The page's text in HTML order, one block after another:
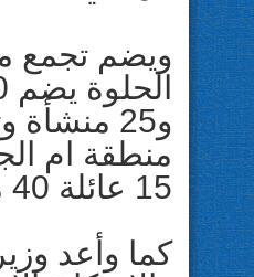
ويضم تجمع
و25
منطقة ام
15 عائلة 40 منشأة.
كما وأعد